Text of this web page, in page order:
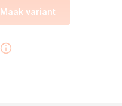
Maak variant